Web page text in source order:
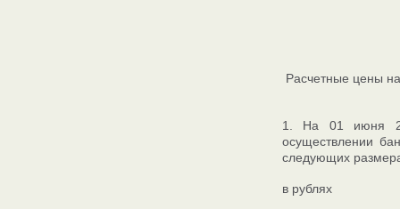
Расчетные цены
1. На 01 июня
осуществлении
следующих
в рублях